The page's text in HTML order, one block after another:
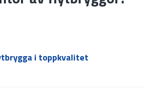
i toppkvalitet